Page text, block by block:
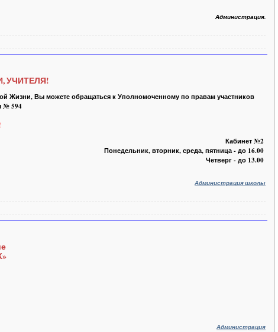
Администрация.
УЧИТЕЛЯ!
Жизни, Вы можете обращаться к Уполномоченному по правам участников
№ 594
Кабинет№2
Понедельник, вторник, среда, пятница - до 16.00
Четверг - до 13.00
Администрация школы
Администрация